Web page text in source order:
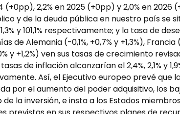
(+0pp), 2,2% en 2025 (+0pp) y 2,0% en 2026
y de la deuda pública en nuestro país se
y 101,1% respectivamente; y la tasa de
de Alemania (-0,1%, +0,7% y +1,3%), Francia
y +1,2%) ven sus tasas de crecimiento
de inflación alcanzarían el 2,4%, 2,1% y 1,9%;
Así, el Ejecutivo europeo prevé
por el aumento del poder adquisitivo, los
la inversión, e insta a los Estados